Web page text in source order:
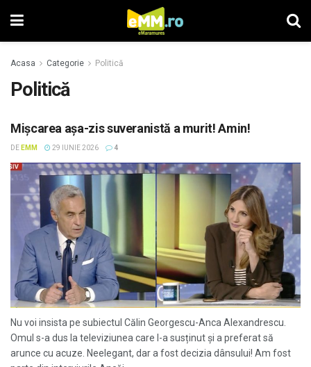
Acasa Categorie Politică
Politică
Mișcarea așa-zis suveranistă a murit! Amin!
DE EMM 29 IUNIE 2026 4
Nu voi insista pe subiectul Călin Georgescu-Anca Alexandrescu.
Omul s-a dus la televiziunea care l-a susținut și a preferat să
arunce cu acuze. Neelegant, dar a fost decizia dânsului! Am fost